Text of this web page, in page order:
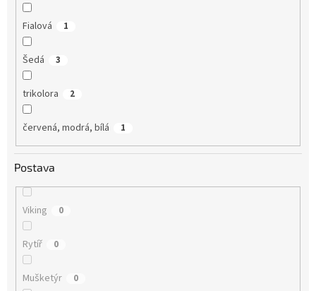
Fialová 1
Šedá 3
trikolora 2
červená, modrá, bílá 1
Postava
Viking 0
Rytíř 0
Mušketýr 0